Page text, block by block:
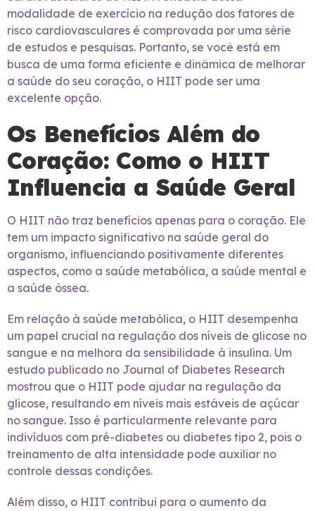
modalidade de exercício na redução dos fatores de
risco cardiovasculares é comprovada por uma série
de estudos e pesquisas. Portanto, se você está em
busca de uma forma eficiente e dinâmica de melhorar
a saúde do seu coração, o HIIT pode ser uma
excelente opção.
Os Benefícios Além do
Coração: Como o HIIT
Influencia a Saúde Geral
O HIIT não traz benefícios apenas para o coração. Ele
tem um impacto significativo na saúde geral do
organismo, influenciando positivamente diferentes
aspectos, como a saúde metabólica, a saúde mental e
a saúde óssea.
Em relação à saúde metabólica, o HIIT desempenha
um papel crucial na regulação dos níveis de glicose no
sangue e na melhora da sensibilidade à insulina. Um
estudo publicado no Journal of Diabetes Research
mostrou que o HIIT pode ajudar na regulação da
glicose, resultando em níveis mais estáveis de açúcar
no sangue. Isso é particularmente relevante para
indivíduos com pré-diabetes ou diabetes tipo 2, pois o
treinamento de alta intensidade pode auxiliar no
controle dessas condições.
Além disso, o HIIT contribui para o aumento da